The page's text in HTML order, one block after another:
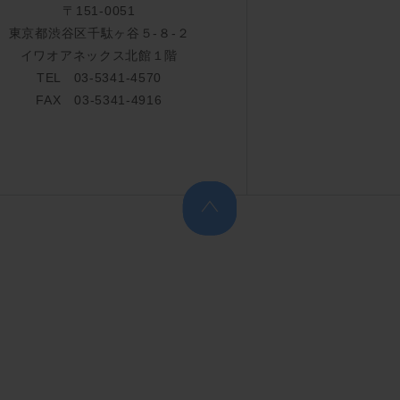
〒151-0051
東京都渋谷区千駄ヶ谷５-８-２
イワオアネックス北館１階
TEL 03-5341-4570
FAX 03-5341-4916